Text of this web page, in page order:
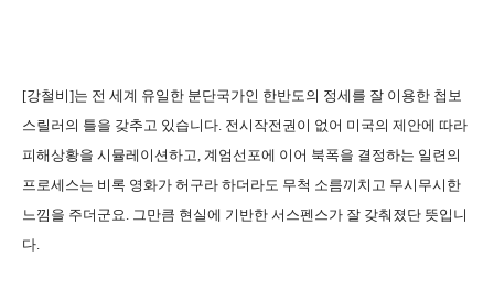
[강철비]는 전 세계 유일한 분단국가인 한반도의 정세를 잘 이용한 첩보
스릴러의 틀을 갖추고 있습니다. 전시작전권이 없어 미국의 제안에 따라
피해상황을 시뮬레이션하고, 계엄선포에 이어 북폭을 결정하는 일련의
프로세스는 비록 영화가 허구라 하더라도 무척 소름끼치고 무시무시한
느낌을 주더군요. 그만큼 현실에 기반한 서스펜스가 잘 갖춰졌단 뜻입니
다.